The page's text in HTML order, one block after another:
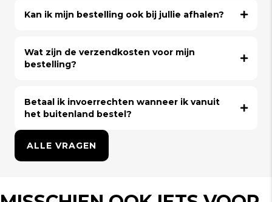
Kan ik mijn bestelling ook bij jullie afhalen?
Wat zijn de verzendkosten voor mijn
bestelling?
Betaal ik invoerrechten wanneer ik vanuit
het buitenland bestel?
ALLE VRAGEN